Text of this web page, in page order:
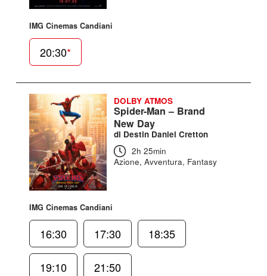
IMG Cinemas Candiani
20:30*
DOLBY ATMOS
Spider-Man – Brand
New Day
di Destin Daniel Cretton
2h 25min
Azione, Avventura, Fantasy
IMG Cinemas Candiani
16:30 17:30 18:35
19:10 21:50